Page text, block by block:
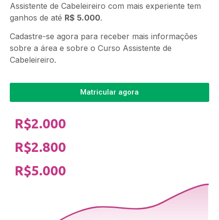
Assistente de Cabeleireiro com mais experiente tem
ganhos de até R$ 5.000.
Cadastre-se agora para receber mais informações
sobre a área e sobre o Curso Assistente de
Cabeleireiro.
Matricular agora
R$2.000
R$2.800
R$5.000